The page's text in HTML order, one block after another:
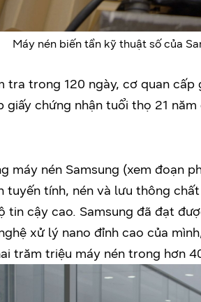
Máy nén biến tần kỹ thuật số của
tra trong 120 ngày, cơ quan
chứng nhận tuổi thọ 21
máy nén Samsung (xem đoạn
tuyến tính, nén và lưu thông
tin cậy cao. Samsung đã đạt
xử lý nano đỉnh cao của
trăm triệu máy nén trong hơn